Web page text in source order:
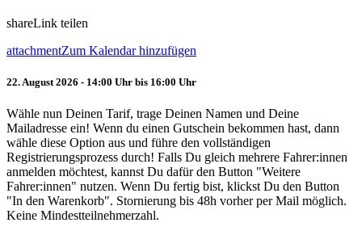
shareLink teilen
attachmentZum Kalendar hinzufügen
22. August 2026 - 14:00 Uhr bis 16:00 Uhr
Wähle nun Deinen Tarif, trage Deinen Namen und Deine
Mailadresse ein! Wenn du einen Gutschein bekommen hast, dann
wähle diese Option aus und führe den vollständigen
Registrierungsprozess durch! Falls Du gleich mehrere Fahrer:innen
anmelden möchtest, kannst Du dafür den Button "Weitere
Fahrer:innen" nutzen. Wenn Du fertig bist, klickst Du den Button
"In den Warenkorb". Stornierung bis 48h vorher per Mail möglich.
Keine Mindestteilnehmerzahl.